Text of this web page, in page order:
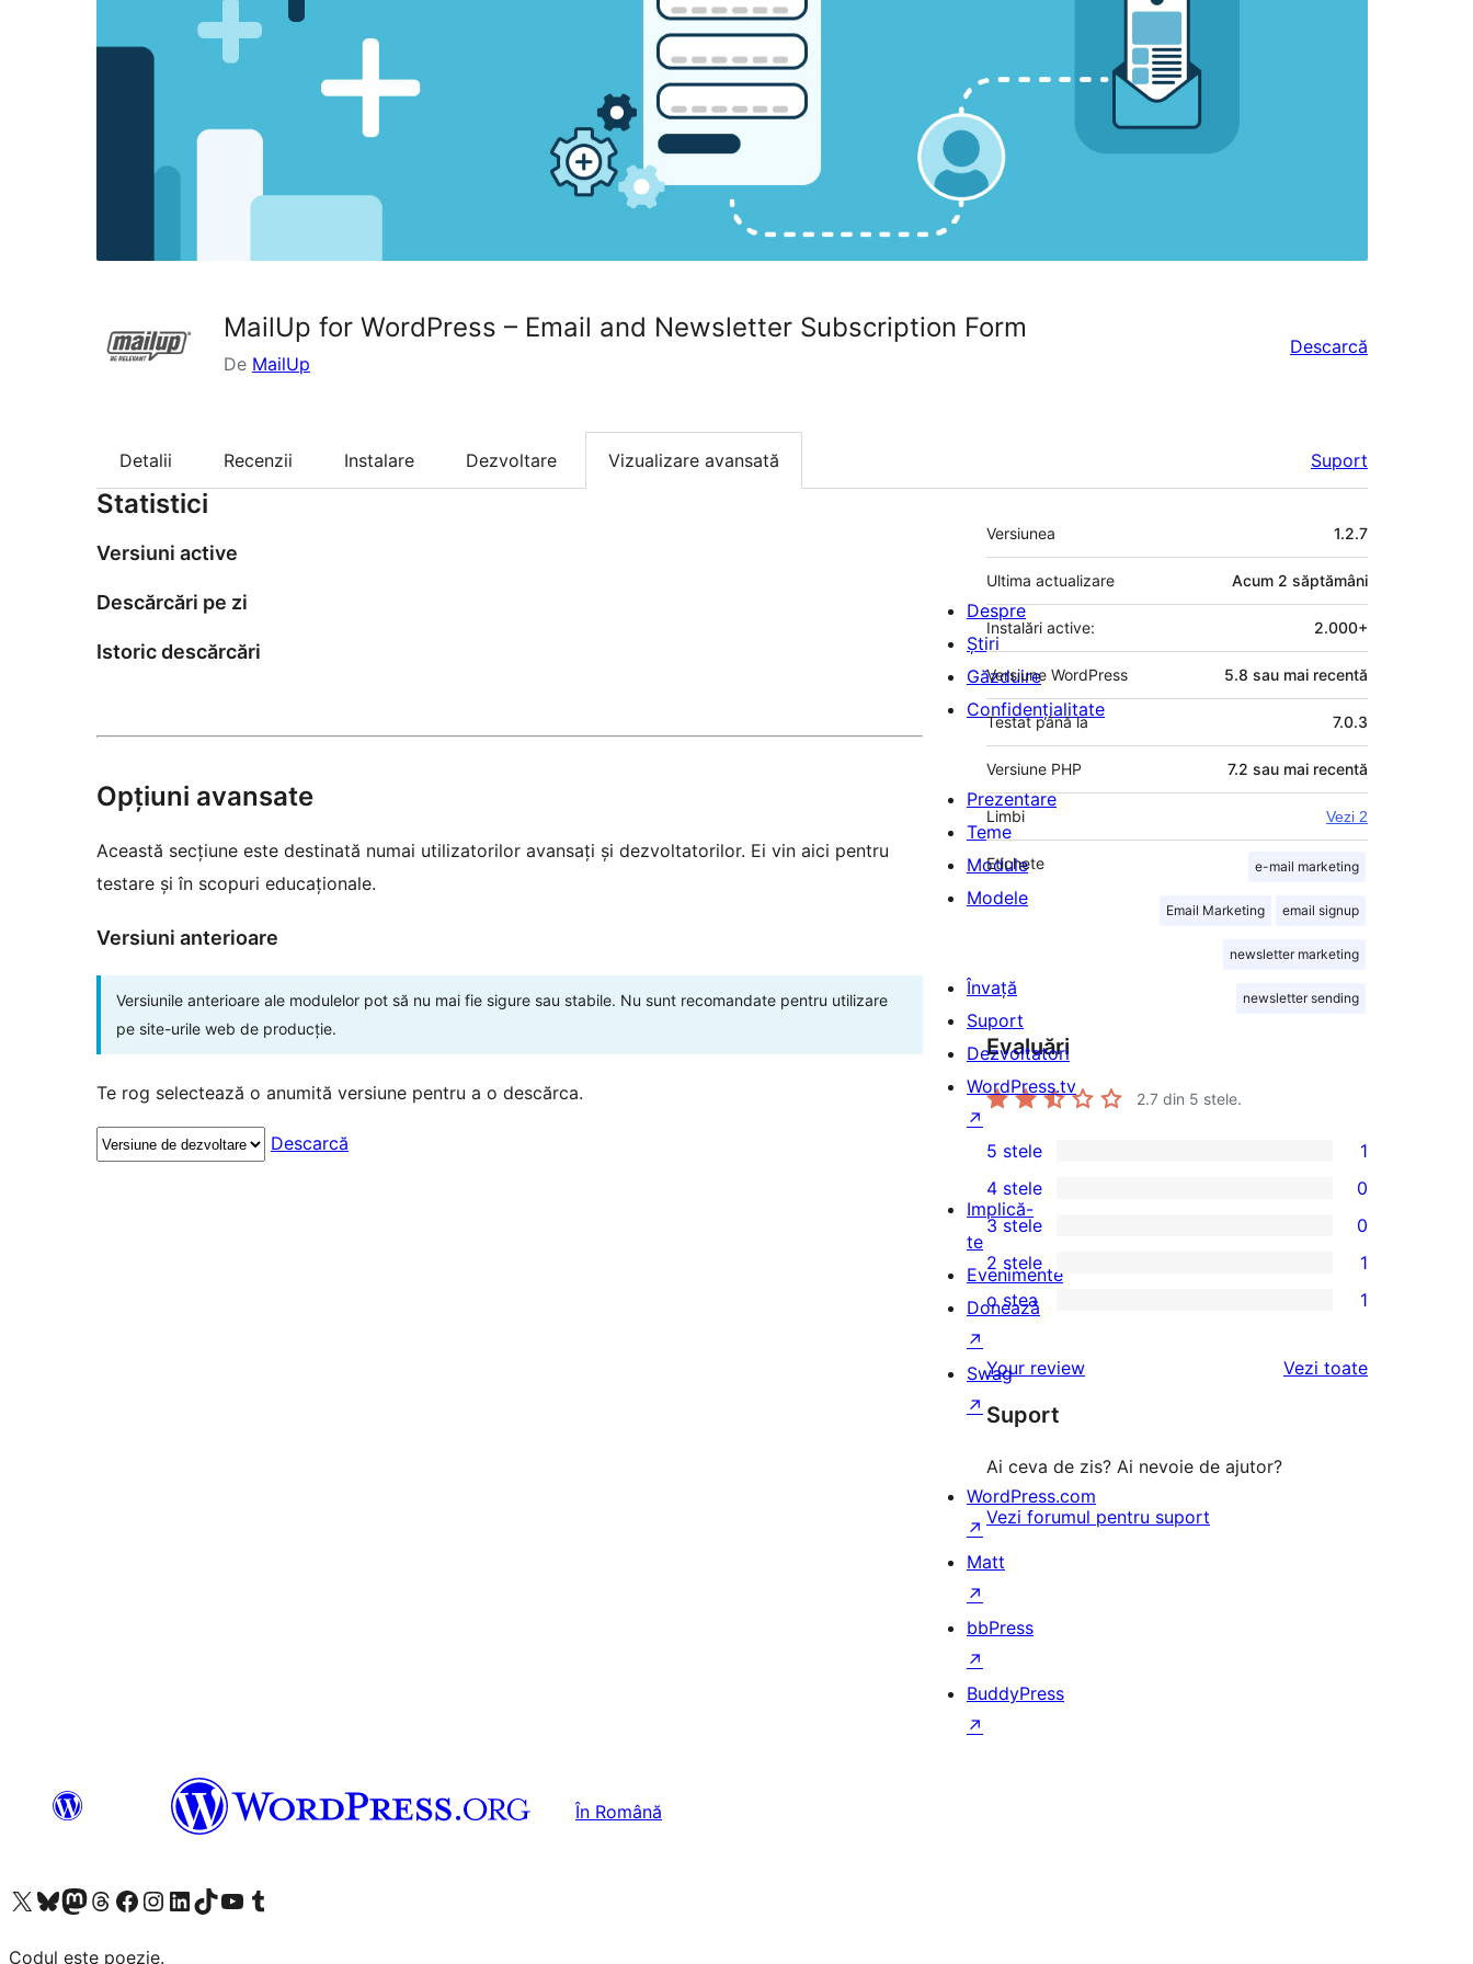
MailUp for WordPress – Email and Newsletter Subscription Form
De MailUp
Descarcă
Detalii Recenzii Instalare Dezvoltare Vizualizare avansată Suport
Statistici
Versiuni active
Descărcări pe zi
Istoric descărcări
Opțiuni avansate
Această secțiune este destinată numai utilizatorilor avansați și dezvoltatorilor. Ei vin aici pentru
testare și în scopuri educaționale.
Versiuni anterioare
Versiunile anterioare ale modulelor pot să nu mai fie sigure sau stabile. Nu sunt recomandate pentru utilizare
pe site-urile web de producție.
Te rog selectează o anumită versiune pentru a o descărca.
Descarcă
Meta
Versiunea 1.2.7
Ultima actualizare Acum 2 săptămâni
Instalări active: 2.000+
Versiune WordPress 5.8 sau mai recentă
Testat până la 7.0.3
Versiune PHP 7.2 sau mai recentă
Limbi Vezi 2
Etichete e-mail marketing
Email Marketing email signup
newsletter marketing
newsletter sending
Evaluări
2.7 din 5 stele.
1
5
–
recenzie
(stele)
5 stele 1
0
4
–
recenzii
4 stele 0
0
3
–
(stele)
3 stele 0
1
2
recenzie
(stele)
2 stele 1
1
–
recenzie
o stea 1
Your review Vezi toaterecenziile
Suport
Ai ceva de zis? Ai nevoie de ajutor?
Vezi forumul pentru suport
Despre
Știri
Găzduire
Confidențialitate
Prezentare
Teme
Module
Modele
Învață
Suport
Dezvoltatori
WordPress.tv
↗
Implică-
te
Evenimente
Donează
↗
Swag
↗
WordPress.com
↗
Matt
↗
bbPress
↗
BuddyPress
↗
În Română
Mergi la contul nostru X (fost Twitter)
Vizitează contul nostru Bluesky
Vizitează contul nostru Mastodon
Vizitează contul nostru Threads
Vizitează pagina noastră Facebook
Vizitează-ne pe Instagram
Vizitează-ne pe LinkedIn
Vizitează contul nostru TikTok
Vizitează canalul nostru YouTube
Vizitează contul nostru Tumblr
Codul este poezie.